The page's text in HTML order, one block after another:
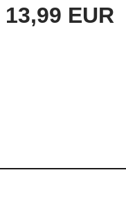
13,99 EUR